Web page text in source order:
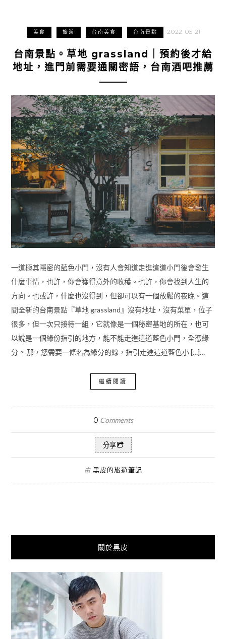
美食 旅遊 台南美食 台南景點 2022-05-21
台南景點。草地 grassland｜預約後才給
地址，進門前需要通關密語，台南酒吧推薦
一道極其隱密的藍色小門，沒有人會知道走進這道小門後會發生
什麼事情，也許，你會獲得意外的收穫。也許，你會找到人生的
方向。也或許，什麼也沒得到，但卻可以有一個放鬆的夜晚。這
間全新的台南景點『草地 grassland』沒有地址，沒有菜單，位子
很多，但一次只接待一組，它就像是一個秘密基地的所在，也可
以說是一個緣份指引的地方，能不能走進這道藍色小門，全憑緣
分。 那，您需要一條名為緣分的線，指引走進這道藍色小 […]…
繼續閱讀
0 Comments
分享
由 黑皮的旅遊筆記
關於黑皮